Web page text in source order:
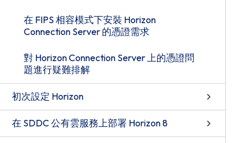
在 FIPS 相容模式下安裝 Horizon
Connection Server 的憑證需求
對 Horizon Connection Server 上的憑證問
題進行疑難排解
初次設定 Horizon
在 SDDC 公有雲服務上部署 Horizon 8